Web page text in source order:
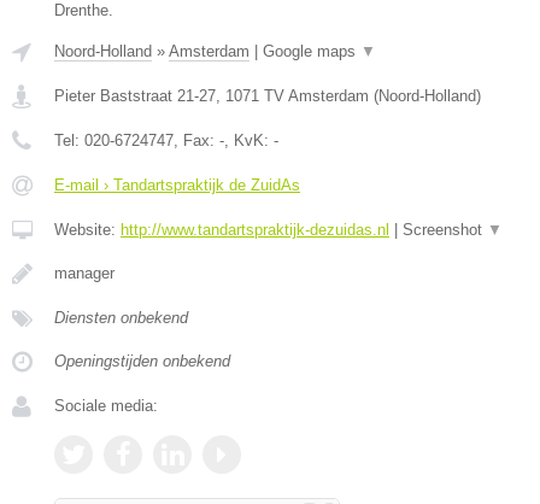
Drenthe.
Noord-Holland » Amsterdam Google maps ▼
Pieter Baststraat 21-27, 1071 TV Amsterdam (Noord-Holland)
Tel: 020-6724747, Fax: -, KvK: -
E-mail › Tandartspraktijk de ZuidAs
Website: http://www.tandartspraktijk-dezuidas.nl Screenshot ▼
manager
Diensten onbekend
Openingstijden onbekend
Sociale media: